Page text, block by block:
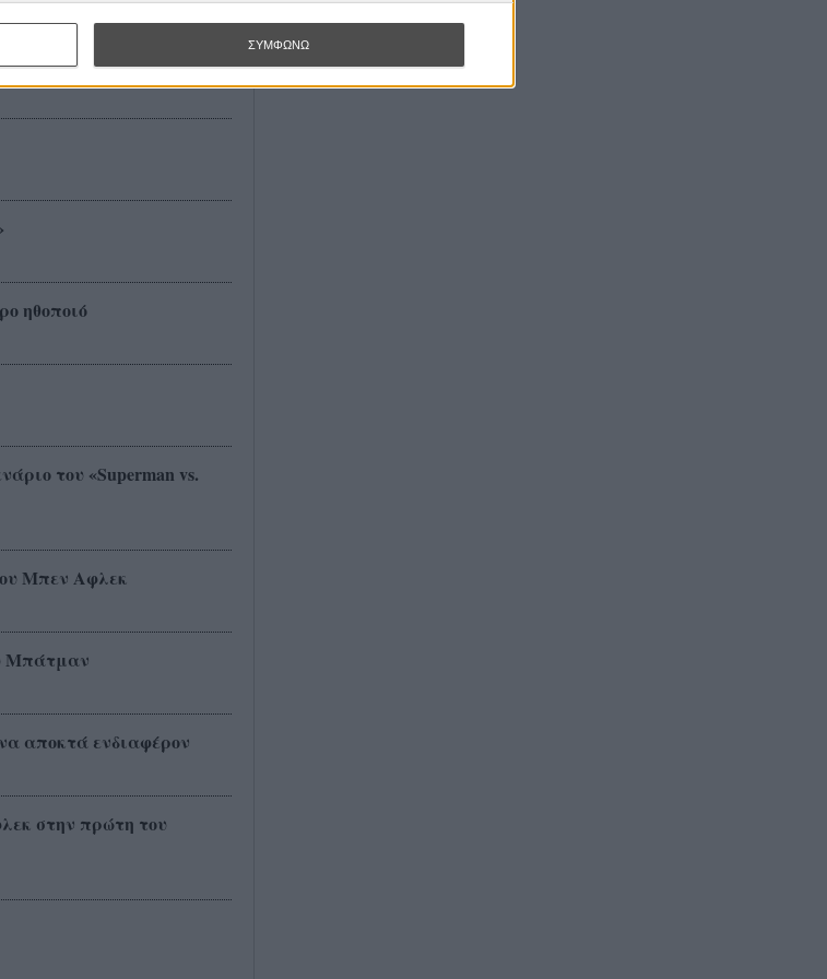
ΣΥΜΦΩΝΩ
ηθοποιό
του «Superman vs.
Μπεν Αφλεκ
Μπάτμαν
αποκτά ενδιαφέρον
στην πρώτη του